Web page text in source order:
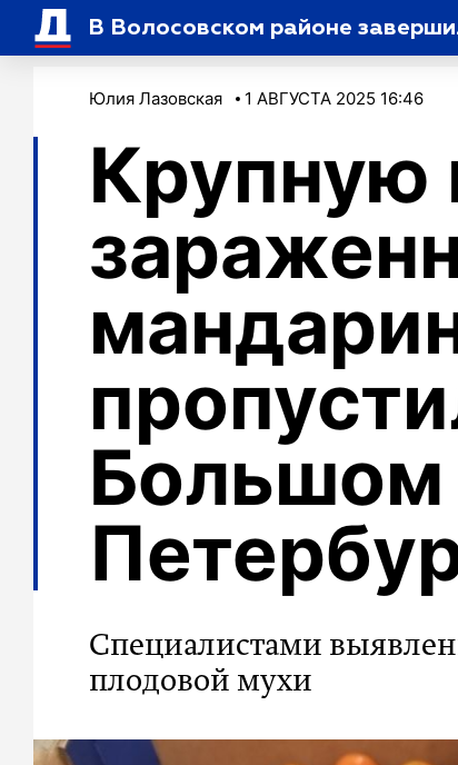
В Волосовском районе
Юлия Лазовская 1 АВГУСТА 2025 16:46
Крупную
Большом
Специалистами
плодовой мухи